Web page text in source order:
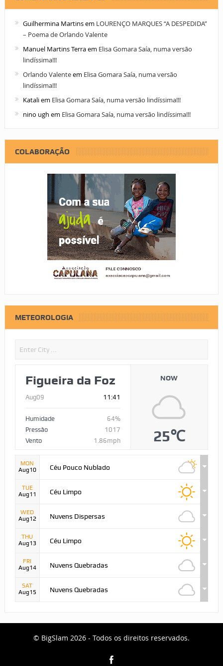
Guilhermina Martinsem LOURENÇO MARQUES “A DESPEDIDA”
– Poema de Orlando Valente
Manuel Martins Terraem Elisa Gomara Saía, numa versão
lindíssima!!!
Orlando Valenteem Elisa Gomara Saía, numa versão
lindíssima!!!
Kataliem Elisa Gomara Saía, numa versão lindíssima!!!
nino ugh em Elisa Gomara Saía, numa versão lindíssima!!!
COLABORAÇÃO
METEOROLOGIA
Figueira da Foz
Aug09 11:41
Humidade
64%
Pressão
1017
Vento
1.86mph
NOW
25℃
MON
Aug10
Céu Pouco Nublado
TUE
Aug11
Céu Limpo
WED
Aug12
Nuvens Dispersas
THU
Aug13
Céu Limpo
FRI
Aug14
Nuvens Quebradas
SAT
Aug15
Nuvens Quebradas
© BigSlam 2026 - Todos os direitos reservados.